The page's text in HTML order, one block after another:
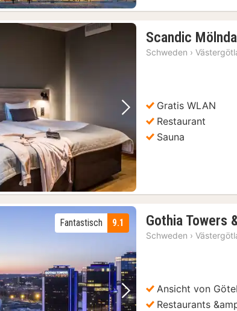
Bild Nächstes Bild
Scandic Mölndal
Schweden ›
Gratis WLAN
Restaurant
Sauna
Bild Nächstes Bild
9.1
Fantastisch Gothia Towers
Schweden ›
Ansicht von
Restaurants